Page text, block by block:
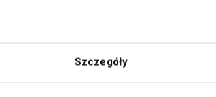
Szczegóły